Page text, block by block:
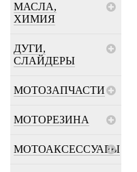
МАСЛА,
ХИМИЯ
ДУГИ,
СЛАЙДЕРЫ
МОТОЗАПЧАСТИ
МОТОРЕЗИНА
МОТОАКСЕССУАРЫ